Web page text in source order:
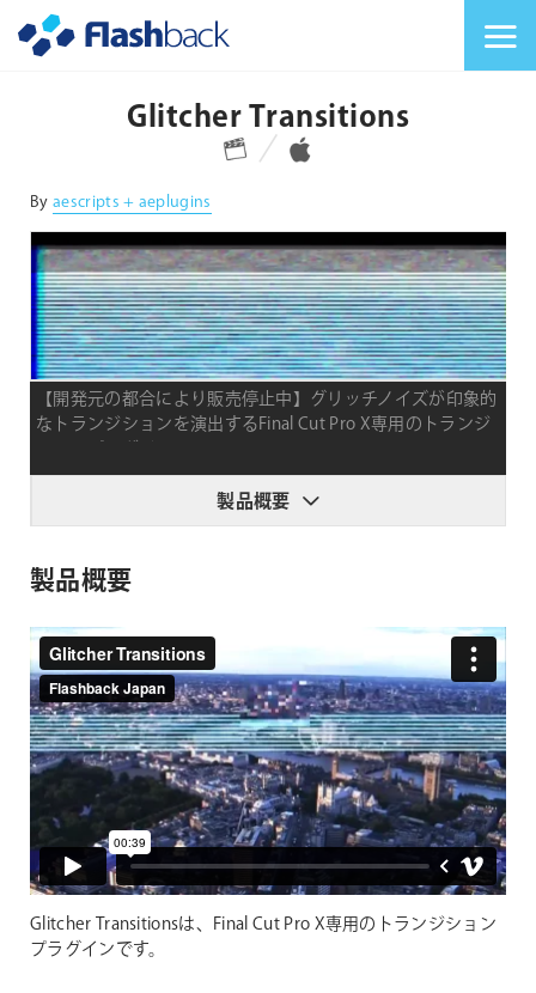
Glitcher Transitions
対応プラットフォーム 対応OS
By aescripts + aeplugins
【開発元の都合により販売停止中】グリッチノイズが印象的
なトランジションを演出するFinal Cut Pro X専用のトランジ
製品概要
製品概要
Glitcher Transitionsは、Final Cut Pro X専用のトランジション
プラグインです。